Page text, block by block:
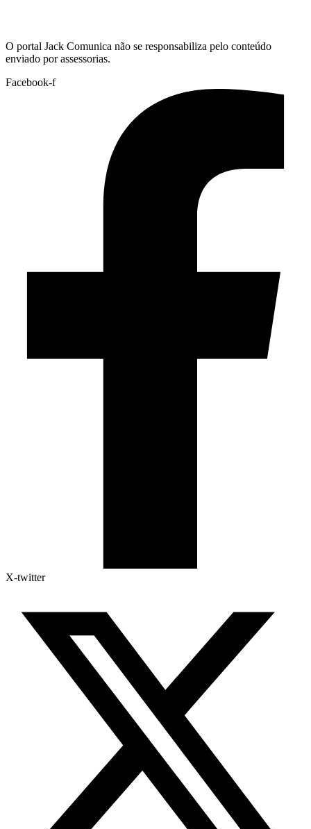
O portal Jack Comunica não se responsabiliza pelo conteúdo
enviado por assessorias.
Facebook-f
X-twitter